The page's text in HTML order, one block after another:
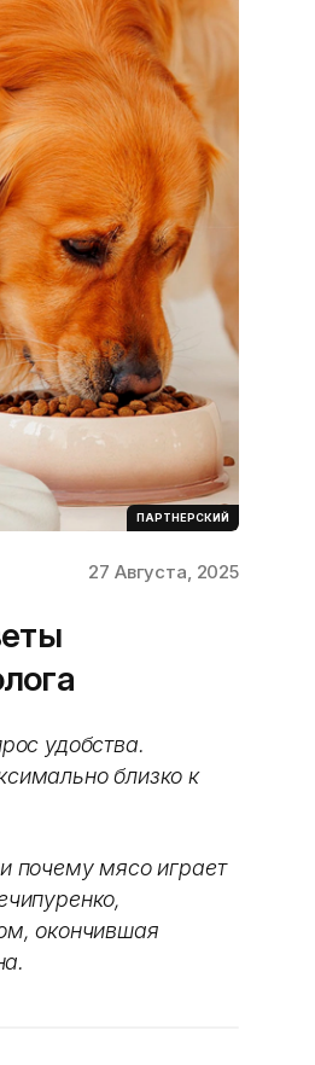
ПАРТНЕРСКИЙ
27 Августа, 2025
удобства.
близко к
почему мясо играет
окончившая